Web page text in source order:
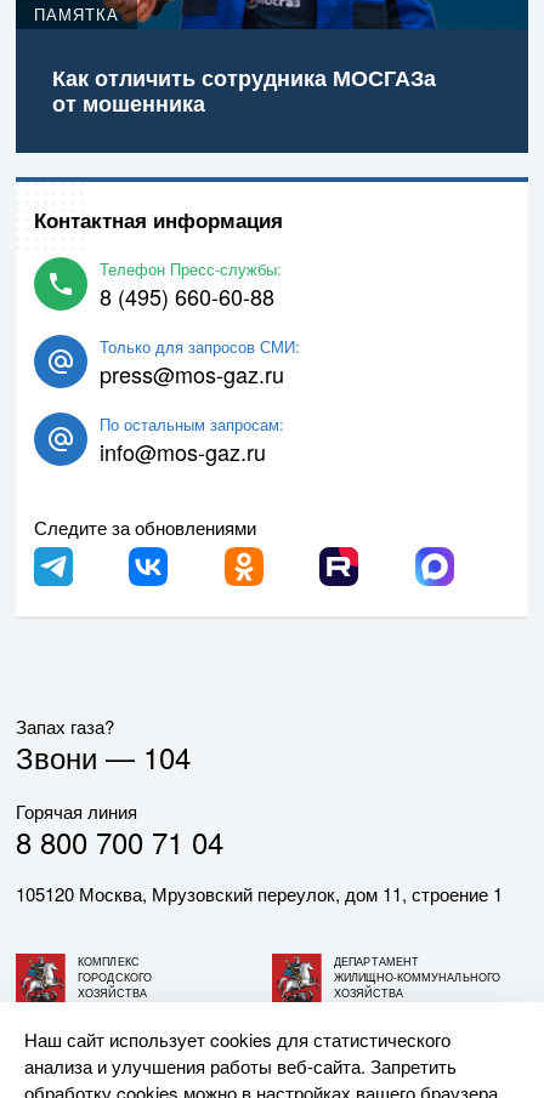
ПАМЯТКА
Как отличить сотрудника МОСГАЗа
от мошенника
Контактная информация
Телефон Пресс-службы:
8 (495) 660-60-88
Только для запросов СМИ:
press@mos-gaz.ru
По остальным запросам:
info@mos-gaz.ru
Следите за обновлениями
Запах газа?
Звони — 104
Горячая линия
8 800 700 71 04
105120 Москва, Мрузовский переулок, дом 11, строение 1
КОМПЛЕКС
ГОРОДСКОГО
ХОЗЯЙСТВА
ДЕПАРТАМЕНТ
ЖИЛИЩНО-КОММУНАЛЬНОГО
ХОЗЯЙСТВА
© АО «МОСГАЗ», 2026. При использовании материалов
Наш сайт использует cookies для статистического
анализа и улучшения работы веб-сайта. Запретить
обработку cookies можно в настройках вашего браузера.